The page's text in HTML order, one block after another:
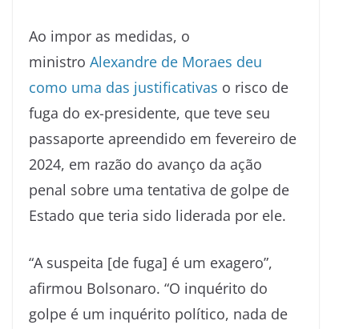
Ao impor as medidas, o
ministro Alexandre de Moraes deu
como uma das justificativas o risco de
fuga do ex-presidente, que teve seu
passaporte apreendido em fevereiro de
2024, em razão do avanço da ação
penal sobre uma tentativa de golpe de
Estado que teria sido liderada por ele.
“A suspeita [de fuga] é um exagero”,
afirmou Bolsonaro. “O inquérito do
golpe é um inquérito político, nada de